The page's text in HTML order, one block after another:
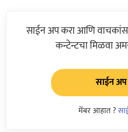
साईन अप करा आणि
कन्टेन्टचा मिळवा
साईन अप
मेंबर आहात ?